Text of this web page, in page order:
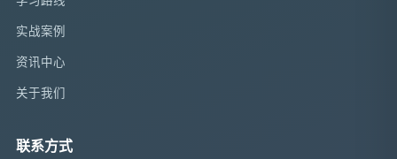
实战案例
资讯中心
关于我们
联系方式